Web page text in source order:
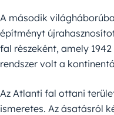
A második
építményt
fal részeként, amely
rendszer volt a
Az Atlanti fal ottani
ismeretes. Az ásatásról